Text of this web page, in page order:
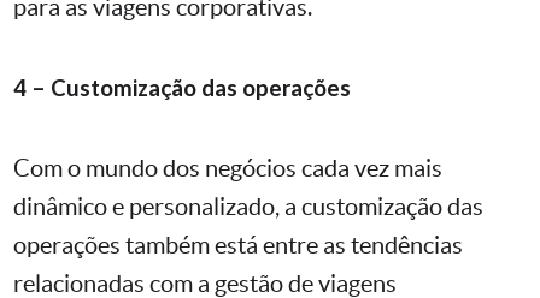
para as viagens corporativas.
4 – Customização das operações
Com o mundo dos negócios cada vez mais
dinâmico e personalizado, a customização das
operações também está entre as tendências
relacionadas com a gestão de viagens